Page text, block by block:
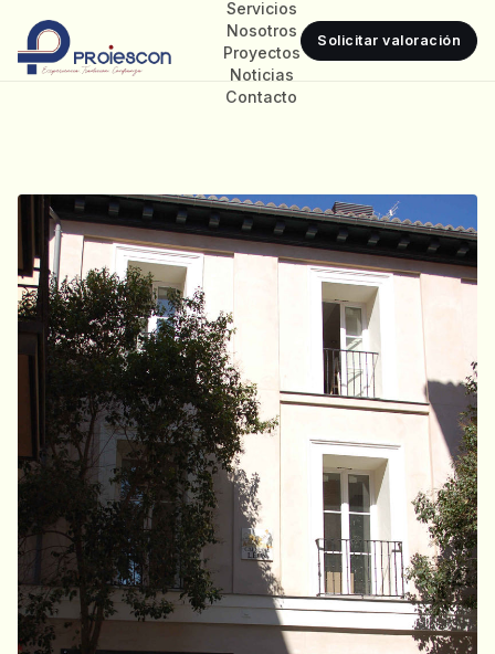
Servicios
Nosotros
Proyectos
Noticias
Contacto
Solicitar valoración